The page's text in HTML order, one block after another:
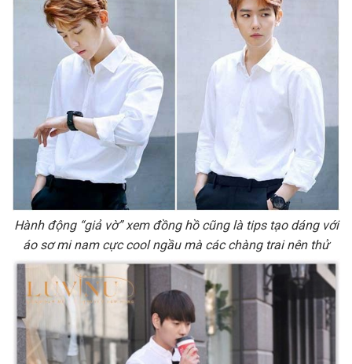
Hành động “giả vờ” xem đồng hồ cũng là tips tạo dáng với
áo sơ mi nam cực cool ngầu mà các chàng trai nên thử